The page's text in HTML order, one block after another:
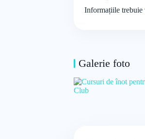
Informațiile trebuie
Galerie foto